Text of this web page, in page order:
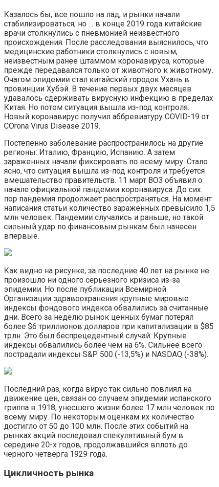
Казалось бы, все пошло на лад, и рынки начали
стабилизироваться, но … в конце 2019 года китайские
врачи столкнулись с пневмонией неизвестного
происхождения. После расследования выяснилось, что
медицинские работники столкнулись с новым,
неизвестным ранее штаммом коронавируса, которые
прежде передавался только от животного к животному.
Очагом эпидемии стал китайский городок Ухань в
провинции Хубэй. В течение первых двух месяцев
удавалось сдерживать вирусную инфекцию в пределах
Китая. Но потом ситуация вышла из-под контроля.
Новый коронавирус получил аббревиатуру COVID-19 от
COrona Virus Disease 2019.
Постепенно заболевание распространилось на другие
регионы: Италию, Францию, Испанию. А затем
зараженных начали фиксировать по всему миру. Стало
ясно, что ситуация вышла из-под контроля и требуется
вмешательство правительств. 11 март ВОЗ объявил о
начале официальной пандемии коронавируса. До сих
пор пандемия продолжает распространяться. На момент
написания статьи количество зараженных превысило 1,5
млн человек. Пандемии случались и раньше, но такой
сильный удар по финансовым рынкам был нанесен
впервые.
Как видно на рисунке, за последние 40 лет на рынке не
произошло ни одного серьезного кризиса из-за
эпидемии. Но после публикации Всемирной
Организации здравоохранения крупные мировые
индексы фондового индекса обвалились за считанные
дни. Всего за неделю рынок ценных бумаг потерял
более $6 триллионов долларов при капитализации в $85
трлн. Это был беспрецедентный случай. Крупные
индексы обвалились более чем на 6%. Сильнее всего
пострадали индексы S&P 500 (-13,5%) и NASDAQ (-38%).
Последний раз, когда вирус так сильно повлиял на
движение цен, связан со случаем эпидемии испанского
гриппа в 1918, унесшего жизни более 17 млн человек по
всему миру. По некоторым оценкам их количество
достигло от 50 до 100 млн. После этих событий на
рынках акций последовал спекулятивный бум в
середине 20-х годов, продолжавшийся вплоть до
черного четверга 1929 года.
Цикличность рынка